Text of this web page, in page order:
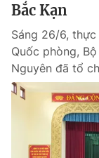
Photo
Video
VTV Money
VTV Sức khoẻ
Bắc Kạn
Sáng 26/6,
Quốc phòng,
Nguyên đã tổ